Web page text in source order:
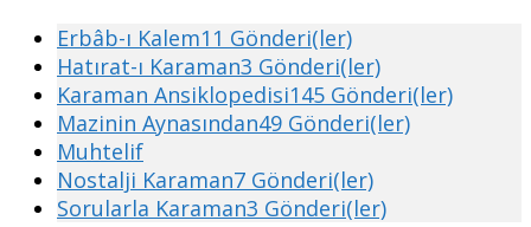
Erbâb-ı Kalem11 Gönderi(ler)
Hatırat-ı Karaman3 Gönderi(ler)
Karaman Ansiklopedisi145 Gönderi(ler)
Mazinin Aynasından49 Gönderi(ler)
Muhtelif
Nostalji Karaman7 Gönderi(ler)
Sorularla Karaman3 Gönderi(ler)